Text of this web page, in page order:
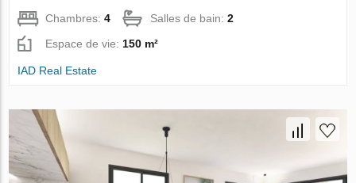
Chambres:4 Salles de bain:2
Espace de vie:150 m²
IAD Real Estate